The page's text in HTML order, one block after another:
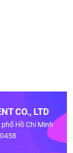
CO., LTD
Hồ Chí Minh